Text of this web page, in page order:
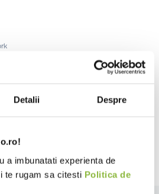
Detalii Despre
a imbunatati experienta de
te rugam sa citesti Politica de
prosop hartie uz general,
Intra in cont